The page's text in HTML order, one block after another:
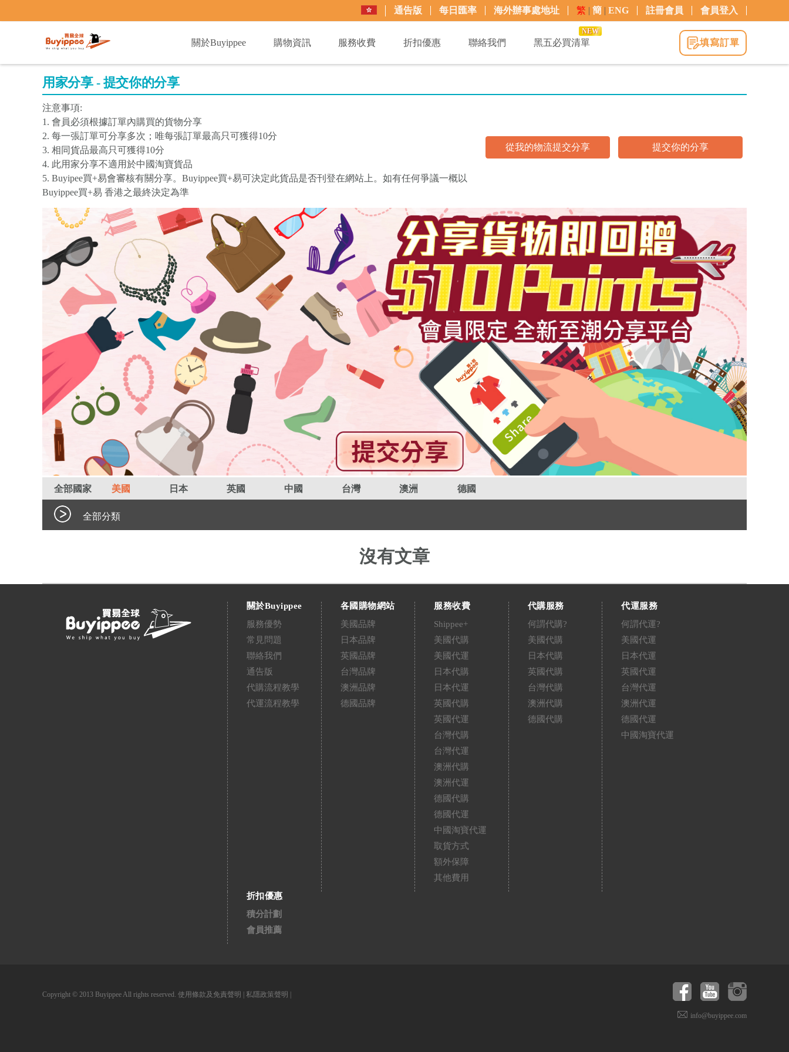
通告版 每日匯率 海外辦事處地址 繁 | 簡 | ENG 註冊會員 會員登入
關於Buyippee
購物資訊 服務收費 折扣優惠 聯絡我們 黑五必買清單
NEW
填寫訂單
用家分享 - 提交你的分享
注意事項:
1. 會員必須根據訂單內購買的貨物分享
2. 每一張訂單可分享多次；唯每張訂單最高只可獲得10分
3. 相同貨品最高只可獲得10分
4. 此用家分享不適用於中國淘寶貨品
5. Buyipee買+易會審核有關分享。Buyippee買+易可決定此貨品是否刊登在網站上。如有任何爭議一概以
Buyippee買+易 香港之最終決定為準
從我的物流提交分享 提交你的分享
全部國家 美國 日本 英國 中國 台灣 澳洲 德國
全部分類
沒有文章
關於Buyippee
服務優勢
常見問題
聯絡我們
通告版
代購流程教學
代運流程教學
各國購物網站
美國品牌
日本品牌
英國品牌
台灣品牌
澳洲品牌
德國品牌
服務收費
Shippee+
美國代購
美國代運
日本代購
日本代運
英國代購
英國代運
台灣代購
台灣代運
澳洲代購
澳洲代運
德國代購
德國代運
中國淘寶代運
取貨方式
額外保障
其他費用
代購服務
何謂代購?
美國代購
日本代購
英國代購
台灣代購
澳洲代購
德國代購
代運服務
何謂代運?
美國代運
日本代運
英國代運
台灣代運
澳洲代運
德國代運
中國淘寶代運
折扣優惠
積分計劃
會員推薦
Copyright © 2013 Buyippee All rights reserved. 使用條款及免責聲明 私隱政策聲明
info@buyippee.com